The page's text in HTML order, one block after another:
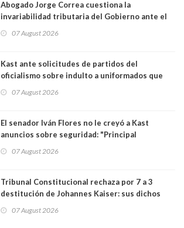
Abogado Jorge Correa cuestiona la
invariabilidad tributaria del Gobierno ante el
democracia” y "defendemos la alternancia en el
07 August 2026
Kast ante solicitudes de partidos del
oficialismo sobre indulto a uniformados que
07 August 2026
El senador Iván Flores no le creyó a Kast
anuncios sobre seguridad: "Principal
perseguir ruta del dinero y levantar secreto
07 August 2026
Tribunal Constitucional rechaza por 7 a 3
destitución de Johannes Kaiser: sus dichos
justicia constitucional porque no es diputado
07 August 2026